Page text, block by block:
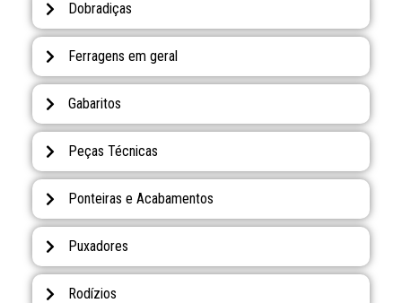
Dobradiças
Ferragens em geral
Gabaritos
Peças Técnicas
Ponteiras e Acabamentos
Puxadores
Rodízios